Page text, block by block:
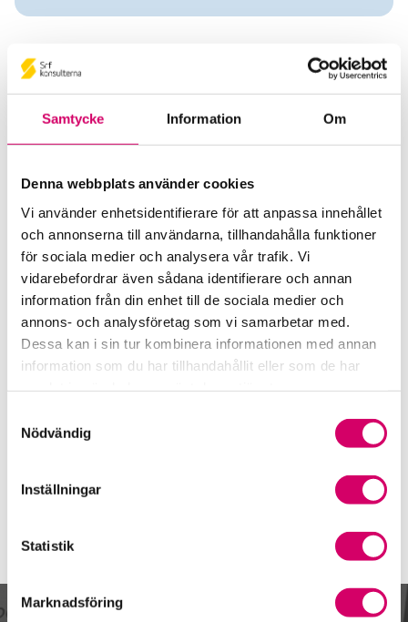
Samtycke Information Om
Denna webbplats använder cookies
Vi använder enhetsidentifierare för att anpassa innehållet
och annonserna till användarna, tillhandahålla funktioner
för sociala medier och analysera vår trafik. Vi
vidarebefordrar även sådana identifierare och annan
information från din enhet till de sociala medier och
annons- och analysföretag som vi samarbetar med.
Dessa kan i sin tur kombinera informationen med annan
information som du har tillhandahållit eller som de har
Nödvändig
Inställningar
Statistik
Marknadsföring
Ludvig & Co AB
Hallsberg
Telefon
0582-887 03
Mobiltelefon
070-748 33 61
Skicka e-post